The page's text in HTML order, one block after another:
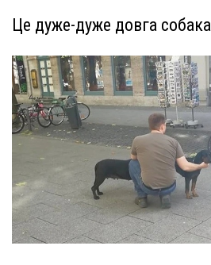
Це дуже-дуже довга собака